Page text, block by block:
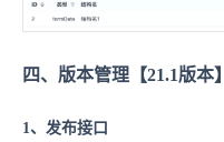
四、版本管理【21.1版本】
1、发布接口